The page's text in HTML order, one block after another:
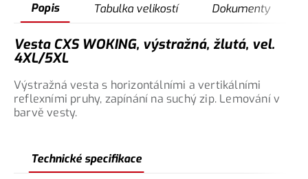
Popis Tabulka velikostí Dokumenty
Vesta CXS WOKING, výstražná, žlutá, vel.
4XL/5XL
Výstražná vesta s horizontálními a vertikálními
reflexními pruhy, zapínání na suchý zip. Lemování v
barvě vesty.
Technické specifikace